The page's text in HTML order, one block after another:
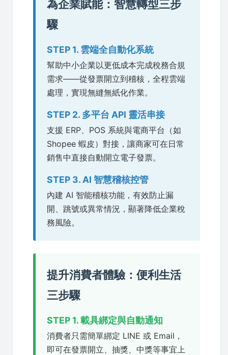
為企業賦能：智慧轉型三步
驟
STEP 1. 雲端全自動化系統
幫助中小企業以更低成本完成稅務合規
需求——從發票開立到稽核，全程雲端
處理，實現無縫無紙化作業。
STEP 2. 多平台 API 靈活串接
支援 ERP、POS 系統與電商平台（如
Shopee 蝦皮）對接，讓商家可在日常
銷售中直接自動開立電子發票。
STEP 3. AI 智慧稽核控管
內建 AI 智能稽核功能，有效防止漏
開、跳號或異常情況，顯著降低企業稅
務風險。
提升消費者體驗：便利生活
三步驟
STEP 1. 載具綁定與自動通知
消費者只需簡單綁定 LINE 或 Email，
即可在發票開立、抽獎、中獎等事宜上